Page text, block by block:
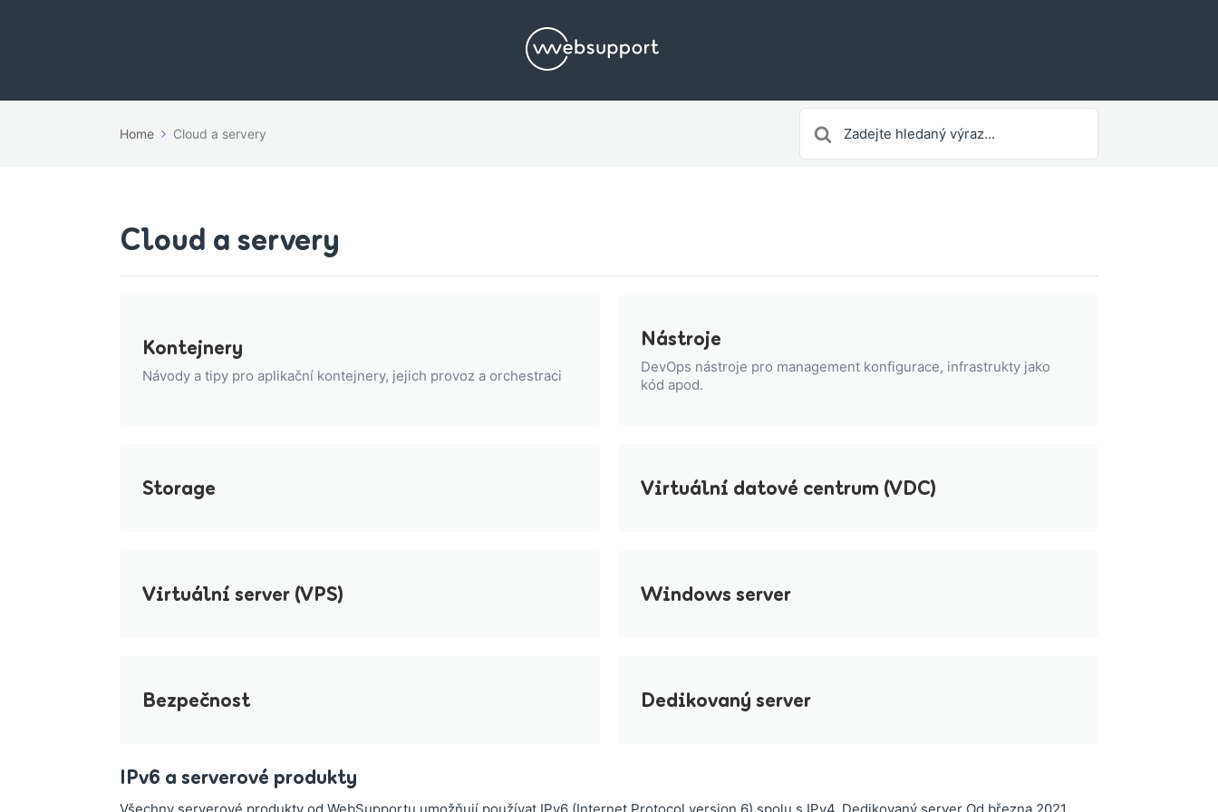
Home Cloud a servery
For
Cloud a servery
Kontejnery
Návody a tipy pro aplikační kontejnery, jejich provoz a orchestraci
Nástroje
DevOps nástroje pro management konfigurace, infrastrukty jako
kód apod.
Storage Virtuální datové centrum (VDC)
Virtuální server (VPS) Windows server
Bezpečnost Dedikovaný server
IPv6 a serverové produkty